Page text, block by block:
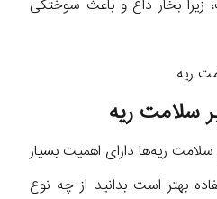
زیرا بخار داغ و باعث سوختگی
سلامت ریه
سلامت ریه‌ها دارای اهمیت بسیار
بهتر است بدانید از چه نوع